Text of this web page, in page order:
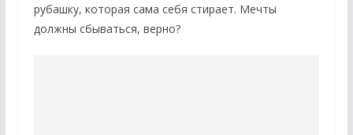
рубашку, которая сама себя стирает. Мечты
должны сбываться, верно?